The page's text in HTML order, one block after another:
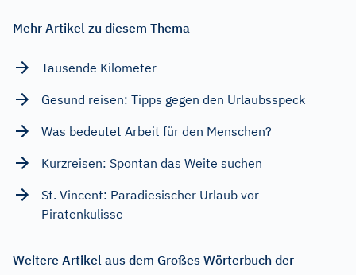
Mehr Artikel zu diesem Thema
Tausende Kilometer
Gesund reisen: Tipps gegen den Urlaubsspeck
Was bedeutet Arbeit für den Menschen?
Kurzreisen: Spontan das Weite suchen
St. Vincent: Paradiesischer Urlaub vor
Piratenkulisse
Weitere Artikel aus dem Großes Wörterbuch der